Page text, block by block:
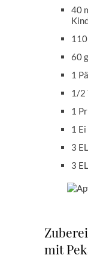
40
60
1
1/2
1
1 Ei
3
3
mit